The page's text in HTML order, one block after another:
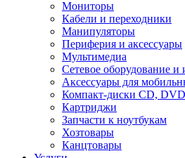
Мониторы
Кабели и переходники
Манипуляторы
Периферия и аксессуары
Мультимедиа
Сетевое оборудование и
Аксессуары для
Компакт-диски CD, DVD
Картриджи
Запчасти к ноутбукам
Хозтовары
Канцтовары